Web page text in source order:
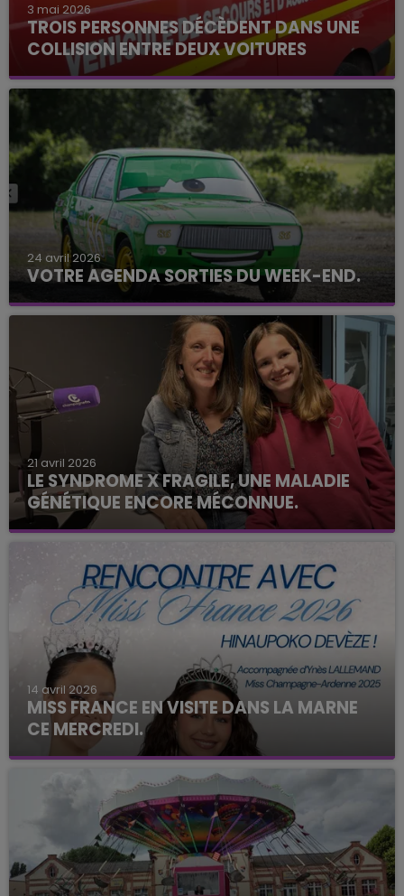
3 mai 2026
TROIS PERSONNES DÉCÈDENT DANS UNE
COLLISION ENTRE DEUX VOITURES
24 avril 2026
VOTRE AGENDA SORTIES DU WEEK-END.
21 avril 2026
LE SYNDROME X FRAGILE, UNE MALADIE
GÉNÉTIQUE ENCORE MÉCONNUE.
14 avril 2026
MISS FRANCE EN VISITE DANS LA MARNE
CE MERCREDI.